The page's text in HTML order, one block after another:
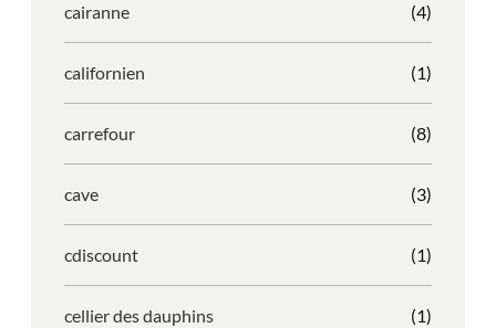
cairanne (4)
californien (1)
carrefour (8)
cave (3)
cdiscount (1)
cellier des dauphins (1)